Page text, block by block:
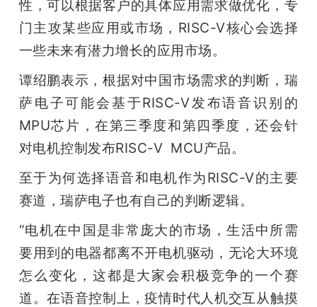
性，可以根据客户的具体应用需求做优化，专
门主攻某些应用或市场，RISC-V核心会选择
一些未来有潜力增长的应用市场。
谭绍鹏表示，根据对中国市场需求的判断，瑞
萨电子可能会基于RISC-V发布语音识别的
MPU芯片，在第三季度和第四季度，还会针
对电机控制发布RISC-V  MCU产品。
至于为何选择语音和电机作为RISC-V的主要
赛道，瑞萨电子也有自己的判断逻辑。
“电机在中国是非常庞大的市场，生活中所需
要用到的电器都离不开电机驱动，无论大环境
怎么变化，这都是大家会积极竞争的一个赛
道。在语音控制上，疫情时代人机交互从触摸